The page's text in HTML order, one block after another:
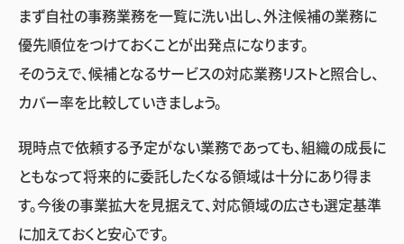
まず自社の事務業務を一覧に洗い出し、外注候補の業務に
優先順位をつけておくことが出発点になります。
そのうえで、候補となるサービスの対応業務リストと照合し、
カバー率を比較していきましょう。
現時点で依頼する予定がない業務であっても、組織の成長に
ともなって将来的に委託したくなる領域は十分にあり得ま
す。今後の事業拡大を見据えて、対応領域の広さも選定基準
に加えておくと安心です。